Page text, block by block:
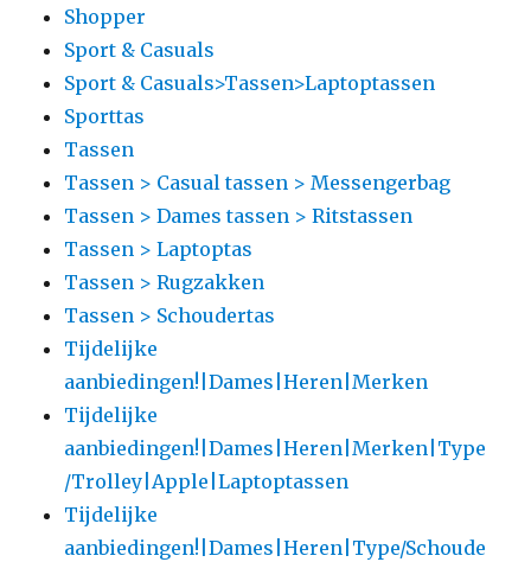
Shopper
Sport & Casuals
Sport & Casuals>Tassen>Laptoptassen
Sporttas
Tassen
Tassen > Casual tassen > Messengerbag
Tassen > Dames tassen > Ritstassen
Tassen > Laptoptas
Tassen > Rugzakken
Tassen > Schoudertas
Tijdelijke
aanbiedingen!|Dames|Heren|Merken
Tijdelijke
aanbiedingen!|Dames|Heren|Merken|Type
/Trolley|Apple|Laptoptassen
Tijdelijke
aanbiedingen!|Dames|Heren|Type/Schoude